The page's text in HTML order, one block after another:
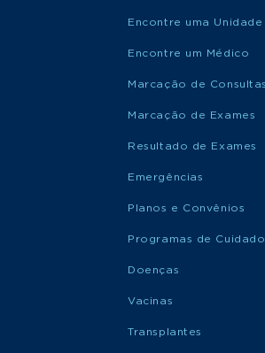
Encontre uma Unidade
Encontre um Médico
Marcação de Consultas
Marcação de Exames
Resultado de Exames
Emergências
Planos e Convênios
Programas de Cuidado
Doenças
Vacinas
Transplantes